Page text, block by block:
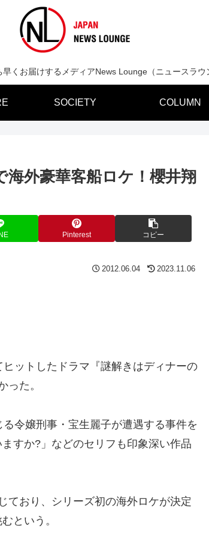
くお届けするメディアNews Lounge（ニュースラウ
SOCIETY COLUMN
海外豪華客船ロケ！櫻井翔
Pinterest コピー
2012.06.04 2023.11.06
ットしたドラマ『謎解きはディナーの
った。
令嬢刑事・宝生麗子が遭遇する事件を
すか?」などのセリフも印象深い作品
おり、シリーズ初の海外ロケが決定
という。